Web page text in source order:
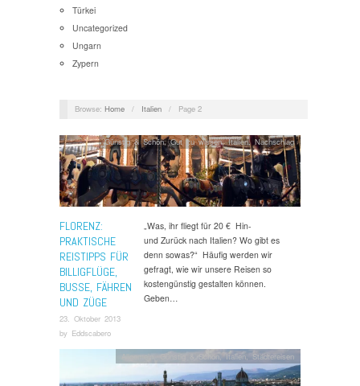
Türkei
Uncategorized
Ungarn
Zypern
Browse: Home / Italien / Page 2
FLORENZ:
PRAKTISCHE
REISTIPPS FÜR
BILLIGFLÜGE,
BUSSE, FÄHREN
UND ZÜGE
23. Oktober 2013
by Eddscabero
Günstig & Schön,Gut zu wissen,Italien,Nachschlag
„Was, ihr fliegt für 20 € Hin-
und Zurück nach Italien? Wo gibt es
denn sowas?“ Häufig werden wir
gefragt, wie wir unsere Reisen so
kostengünstig gestalten können.
Geben…
Allgemein,Günstig & Schön,Italien , Städtereisen